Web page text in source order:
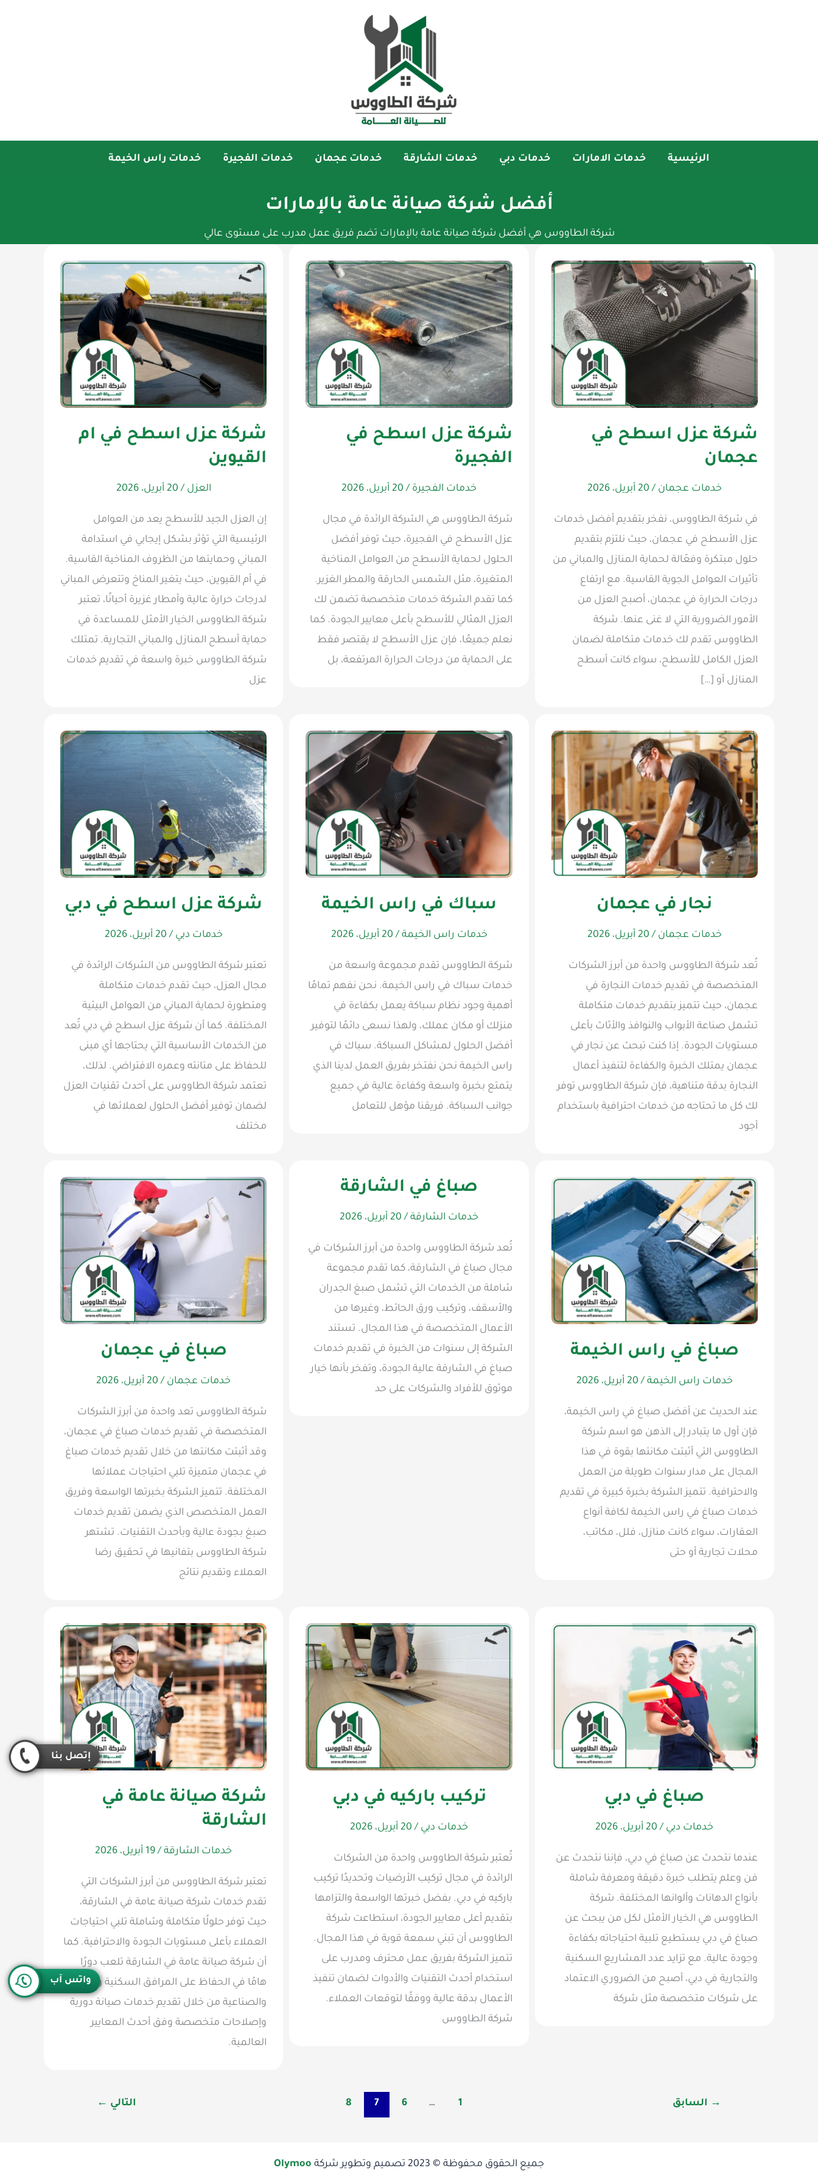
الرئيسية خدمات الامارات خدمات دبي خدمات الشارقة خدمات عجمان خدمات الفجيرة خدمات راس الخيمة
أفضل شركة صيانة عامة بالإمارات
شركة الطاووس هي أفضل شركة صيانة عامة بالإمارات تضم فريق عمل مدرب على مستوى عالي
شركة عزل اسطح في
عجمان
خدمات عجمان / 20 أبريل، 2026
في شركة الطاووس، نفخر بتقديم أفضل خدمات
عزل الأسطح في عجمان، حيث نلتزم بتقديم
حلول مبتكرة وفعّالة لحماية المنازل والمباني من
تأثيرات العوامل الجوية القاسية. مع ارتفاع
درجات الحرارة في عجمان، أصبح العزل من
الأمور الضرورية التي لا غنى عنها. شركة
الطاووس تقدم لك خدمات متكاملة لضمان
العزل الكامل للأسطح، سواء كانت أسطح
المنازل أو […]
شركة عزل اسطح في
الفجيرة
خدمات الفجيرة / 20 أبريل، 2026
شركة الطاووس هي الشركة الرائدة في مجال
عزل الأسطح في الفجيرة، حيث توفر أفضل
الحلول لحماية الأسطح من العوامل المناخية
المتغيرة، مثل الشمس الحارقة والمطر الغزير.
كما تقدم الشركة خدمات متخصصة تضمن لك
العزل المثالي للأسطح بأعلى معايير الجودة. كما
نعلم جميعًا، فإن عزل الأسطح لا يقتصر فقط
على الحماية من درجات الحرارة المرتفعة، بل
شركة عزل اسطح في ام
القيوين
العزل / 20 أبريل، 2026
إن العزل الجيد للأسطح يعد من العوامل
الرئيسية التي تؤثر بشكل إيجابي في استدامة
المباني وحمايتها من الظروف المناخية القاسية.
في أم القيوين، حيث يتغير المناخ وتتعرض المباني
لدرجات حرارة عالية وأمطار غزيرة أحيانًا، تعتبر
شركة الطاووس الخيار الأمثل للمساعدة في
حماية أسطح المنازل والمباني التجارية. تمتلك
شركة الطاووس خبرة واسعة في تقديم خدمات
عزل
نجار في عجمان
خدمات عجمان / 20 أبريل، 2026
تُعد شركة الطاووس واحدة من أبرز الشركات
المتخصصة في تقديم خدمات النجارة في
عجمان، حيث تتميز بتقديم خدمات متكاملة
تشمل صناعة الأبواب والنوافذ والأثاث بأعلى
مستويات الجودة. إذا كنت تبحث عن نجار في
عجمان يمتلك الخبرة والكفاءة لتنفيذ أعمال
النجارة بدقة متناهية، فإن شركة الطاووس توفر
لك كل ما تحتاجه من خدمات احترافية باستخدام
أجود
سباك في راس الخيمة
خدمات راس الخيمة / 20 أبريل، 2026
شركة الطاووس تقدم مجموعة واسعة من
خدمات سباك في راس الخيمة. نحن نفهم تمامًا
أهمية وجود نظام سباكة يعمل بكفاءة في
منزلك أو مكان عملك، ولهذا نسعى دائمًا لتوفير
أفضل الحلول لمشاكل السباكة. سباك في
راس الخيمة نحن نفتخر بفريق العمل لدينا الذي
يتمتع بخبرة واسعة وكفاءة عالية في جميع
جوانب السباكة. فريقنا مؤهل للتعامل
شركة عزل اسطح في دبي
خدمات دبي / 20 أبريل، 2026
تعتبر شركة الطاووس من الشركات الرائدة في
مجال العزل، حيث تقدم خدمات متكاملة
ومتطورة لحماية المباني من العوامل البيئية
المختلفة. كما أن شركة عزل اسطح في دبي تُعد
من الخدمات الأساسية التي يحتاجها أي مبنى
للحفاظ على متانته وعمره الافتراضي. لذلك،
تعتمد شركة الطاووس على أحدث تقنيات العزل
لضمان توفير أفضل الحلول لعملائها في
مختلف
صباغ في راس الخيمة
خدمات راس الخيمة / 20 أبريل، 2026
عند الحديث عن أفضل صباغ في راس الخيمة،
فإن أول ما يتبادر إلى الذهن هو اسم شركة
الطاووس التي أثبتت مكانتها بقوة في هذا
المجال على مدار سنوات طويلة من العمل
والاحترافية. تتميز الشركة بخبرة كبيرة في تقديم
خدمات صباغ في راس الخيمة لكافة أنواع
العقارات، سواء كانت منازل، فلل، مكاتب،
محلات تجارية أو حتى
صباغ في الشارقة
خدمات الشارقة / 20 أبريل، 2026
تُعد شركة الطاووس واحدة من أبرز الشركات في
مجال صباغ في الشارقة، كما تقدم مجموعة
شاملة من الخدمات التي تشمل صبغ الجدران
والأسقف، وتركيب ورق الحائط، وغيرها من
الأعمال المتخصصة في هذا المجال. تستند
الشركة إلى سنوات من الخبرة في تقديم خدمات
صباغ في الشارقة عالية الجودة، وتفخر بأنها خيار
موثوق للأفراد والشركات على حد
صباغ في عجمان
خدمات عجمان / 20 أبريل، 2026
شركة الطاووس تعد واحدة من أبرز الشركات
المتخصصة في تقديم خدمات صباغ في عجمان،
وقد أثبتت مكانتها من خلال تقديم خدمات صباغ
في عجمان متميزة تلبي احتياجات عملائها
المختلفة. تتميز الشركة بخبرتها الواسعة وفريق
العمل المتخصص الذي يضمن تقديم خدمات
صبغ بجودة عالية وبأحدث التقنيات. تشتهر
شركة الطاووس بتفانيها في تحقيق رضا
العملاء وتقديم نتائج
صباغ في دبي
خدمات دبي / 20 أبريل، 2026
عندما نتحدث عن صباغ في دبي، فإننا نتحدث عن
فن وعلم يتطلب خبرة دقيقة ومعرفة شاملة
بأنواع الدهانات وألوانها المختلفة. شركة
الطاووس هي الخيار الأمثل لكل من يبحث عن
صباغ في دبي يستطيع تلبية احتياجاته بكفاءة
وجودة عالية. مع تزايد عدد المشاريع السكنية
والتجارية في دبي، أصبح من الضروري الاعتماد
على شركات متخصصة مثل شركة
تركيب باركيه في دبي
خدمات دبي / 20 أبريل، 2026
تُعتبر شركة الطاووس واحدة من الشركات
الرائدة في مجال تركيب الأرضيات وتحديدًا تركيب
باركيه في دبي. بفضل خبرتها الواسعة والتزامها
بتقديم أعلى معايير الجودة، استطاعت شركة
الطاووس أن تبني سمعة قوية في هذا المجال.
تتميز الشركة بفريق عمل محترف ومدرب على
استخدام أحدث التقنيات والأدوات لضمان تنفيذ
الأعمال بدقة عالية ووفقًا لتوقعات العملاء.
شركة الطاووس
شركة صيانة عامة في
الشارقة
خدمات الشارقة/19 أبريل، 2026
تعتبر شركة الطاووس من أبرز الشركات التي
تقدم خدمات شركة صيانة عامة في الشارقة،
حيث توفر حلولًا متكاملة وشاملة تلبي احتياجات
العملاء بأعلى مستويات الجودة والاحترافية. كما
أن شركة صيانة عامة في الشارقة تلعب دورًا
هامًا في الحفاظ على المرافق السكنية والتجارية
والصناعية من خلال تقديم خدمات صيانة دورية
وإصلاحات متخصصة وفق أحدث المعايير
العالمية.
→ السابق 1
…
6
7
8 التالي ←
جميع الحقوق محفوظة © 2023 تصميم وتطوير شركة Olymoo
واتس آب
إتصل بنا